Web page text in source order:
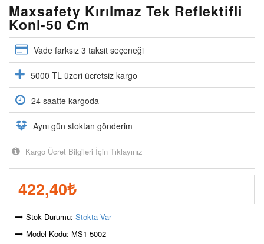
Maxsafety Kırılmaz Tek Reflektifli
Koni-50 Cm
Vade farksız 3 taksit seçeneği
5000 TL üzeri ücretsiz kargo
24 saatte kargoda
Aynı gün stoktan gönderim
Kargo Ücret Bilgileri İçin Tıklayınız
422,40₺
Stok Durumu: Stokta Var
Model Kodu: MS1-5002